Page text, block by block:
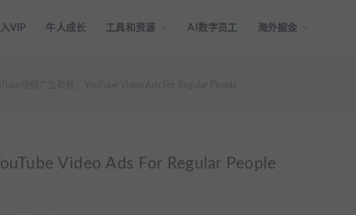
VIP 牛人成长 工具和资源 AI数字员工 海外掘金
Video Ads For Regular People